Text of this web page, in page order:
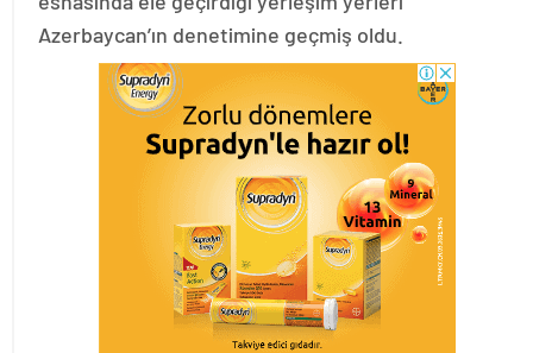
Azerbaycan’ın denetimine geçmiş oldu.